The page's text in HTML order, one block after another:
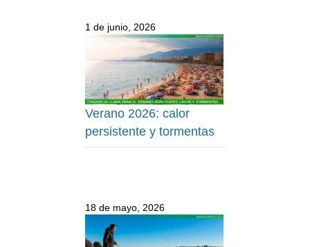
1 de junio, 2026
Verano 2026: calor
persistente y tormentas
18 de mayo, 2026